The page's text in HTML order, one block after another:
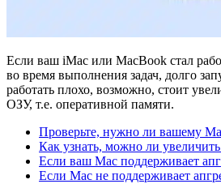
Если ваш iMac или MacBook стал
во время выполнения задач, долго
работать плохо, возможно, стоит
ОЗУ, т.е. оперативной памяти.
Проверьте, нужно ли вашему
Как узнать, можно ли
Если ваш Mac поддерживает
Если Mac не поддерживает